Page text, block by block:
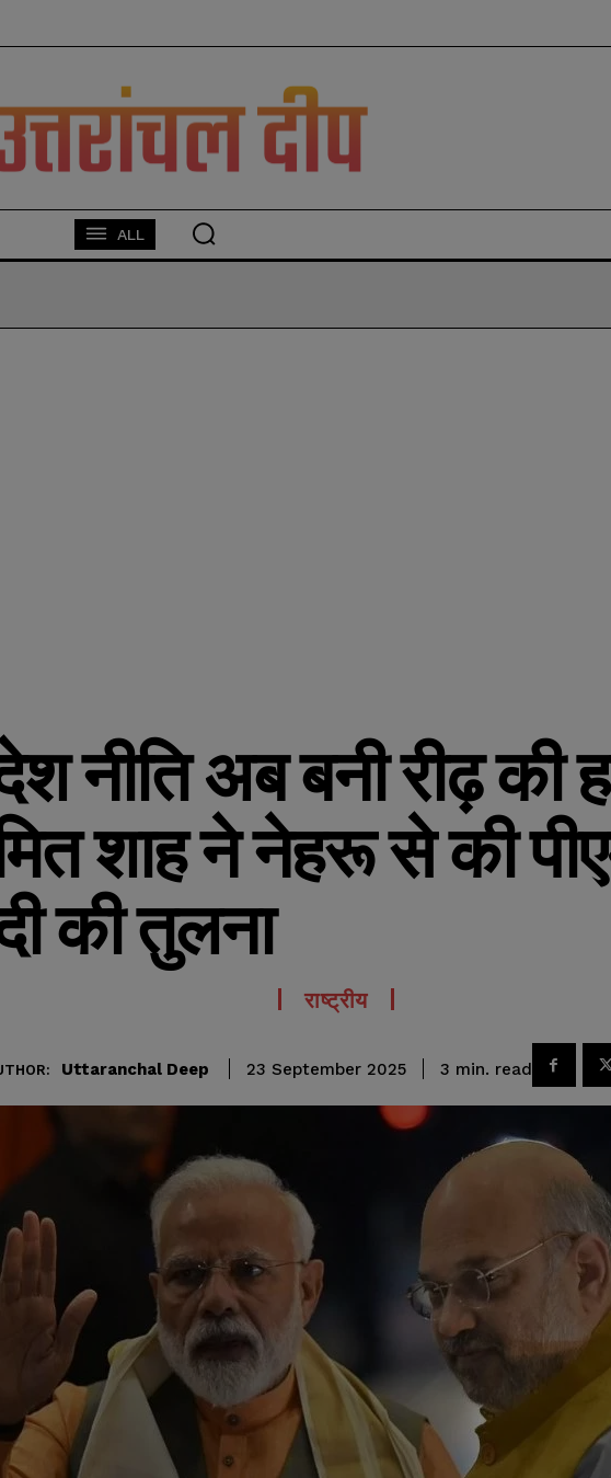
ALL
नीति अब बनी रीढ़ की
शाह ने नेहरू से की
की तुलना
राष्ट्रीय
Uttaranchal Deep 23 September 2025 3 min. read